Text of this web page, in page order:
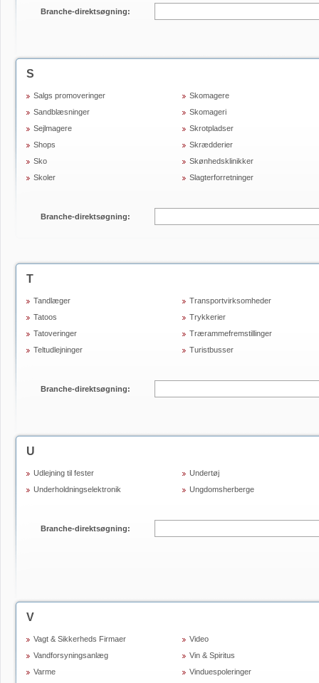
Branche-direktsøgning:
S
Salgs promoveringer
Sandblæsninger
Sejlmagere
Shops
Sko
Skoler
Skomagere
Skomageri
Skrotpladser
Skrædderier
Skønhedsklinikker
Slagterforretninger
Branche-direktsøgning:
T
Tandlæger
Tatoos
Tatoveringer
Teltudlejninger
Transportvirksomheder
Trykkerier
Trærammefremstillinger
Turistbusser
Branche-direktsøgning:
U
Udlejning til fester
Underholdningselektronik
Undertøj
Ungdomsherberge
Branche-direktsøgning:
V
Vagt & Sikkerheds Firmaer
Vandforsyningsanlæg
Varme
Video
Vin & Spiritus
Vinduespoleringer